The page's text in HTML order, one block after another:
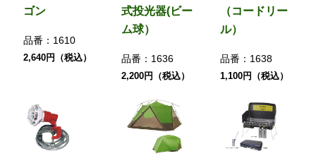
ゴン
品番： 1610
2,640円（税込）
式投光器(ビー
ム球）
品番： 1636
2,200円（税込）
（コードリー
ル）
品番： 1638
1,100円（税込）